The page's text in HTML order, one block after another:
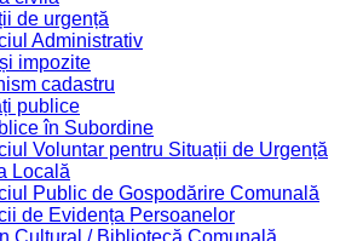
de urgență
Administrativ
impozite
cadastru
publice
în Subordine
Voluntar pentru Situații de Urgență
Locală
Public de Gospodărire Comunală
de Evidența Persoanelor
Cultural / Bibliotecă Comunală